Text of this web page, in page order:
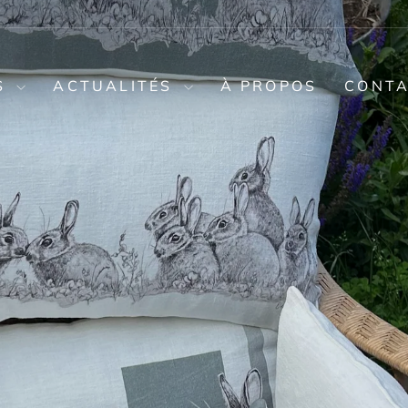
ACTUALITÉS À PROPOS